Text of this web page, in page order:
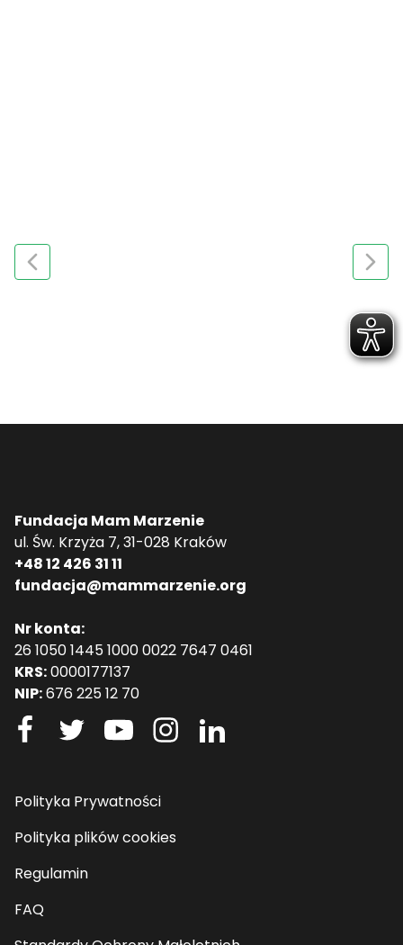
Fundacja Mam Marzenie
ul. Św. Krzyża 7, 31-028 Kraków
+48 12 426 31 11
fundacja@mammarzenie.org
Nr konta:
26 1050 1445 1000 0022 7647 0461
KRS:0000177137
NIP:676 225 12 70
Polityka Prywatności
Polityka plików cookies
Regulamin
FAQ